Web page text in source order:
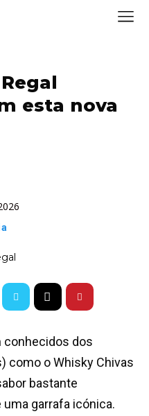
esta nova
conhecidos dos
como o Whisky Chivas
bastante
garrafa icónica.